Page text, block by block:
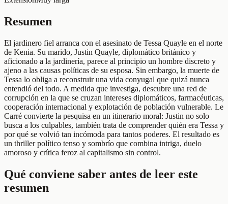
Resumen
El jardinero fiel arranca con el asesinato de Tessa Quayle en el norte
de Kenia. Su marido, Justin Quayle, diplomático británico y
aficionado a la jardinería, parece al principio un hombre discreto y
ajeno a las causas políticas de su esposa. Sin embargo, la muerte de
Tessa lo obliga a reconstruir una vida conyugal que quizá nunca
entendió del todo. A medida que investiga, descubre una red de
corrupción en la que se cruzan intereses diplomáticos, farmacéuticas,
cooperación internacional y explotación de población vulnerable. Le
Carré convierte la pesquisa en un itinerario moral: Justin no solo
busca a los culpables, también trata de comprender quién era Tessa y
por qué se volvió tan incómoda para tantos poderes. El resultado es
un thriller político tenso y sombrío que combina intriga, duelo
amoroso y crítica feroz al capitalismo sin control.
Qué conviene saber antes de leer este
resumen